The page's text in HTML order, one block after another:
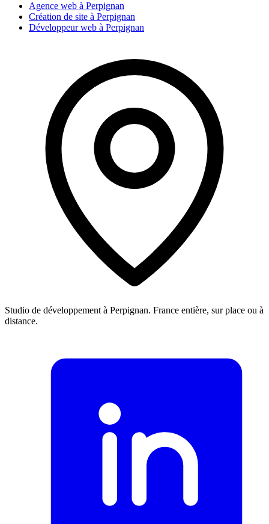
Agence web à Perpignan
Création de site à Perpignan
Développeur web à Perpignan
Studio de développement à Perpignan. France entière, sur place ou à
distance.